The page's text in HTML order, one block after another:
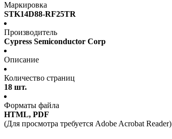
Маркировка
STK14D88-RF25TR
Производитель
Cypress Semiconductor Corp
Описание
Количество страниц
18 шт.
Форматы файла
HTML, PDF
(Для просмотра требуется Adobe Acrobat Reader)